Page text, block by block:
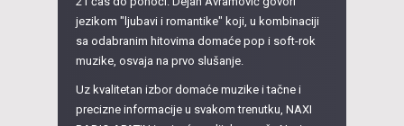
jezikom "ljubavi i romantike" koji, u kombinaciji
sa odabranim hitovima domaće pop i soft-rok
muzike, osvaja na prvo slušanje.
Uz kvalitetan izbor domaće muzike i tačne i
precizne informacije u svakom trenutku, NAXI